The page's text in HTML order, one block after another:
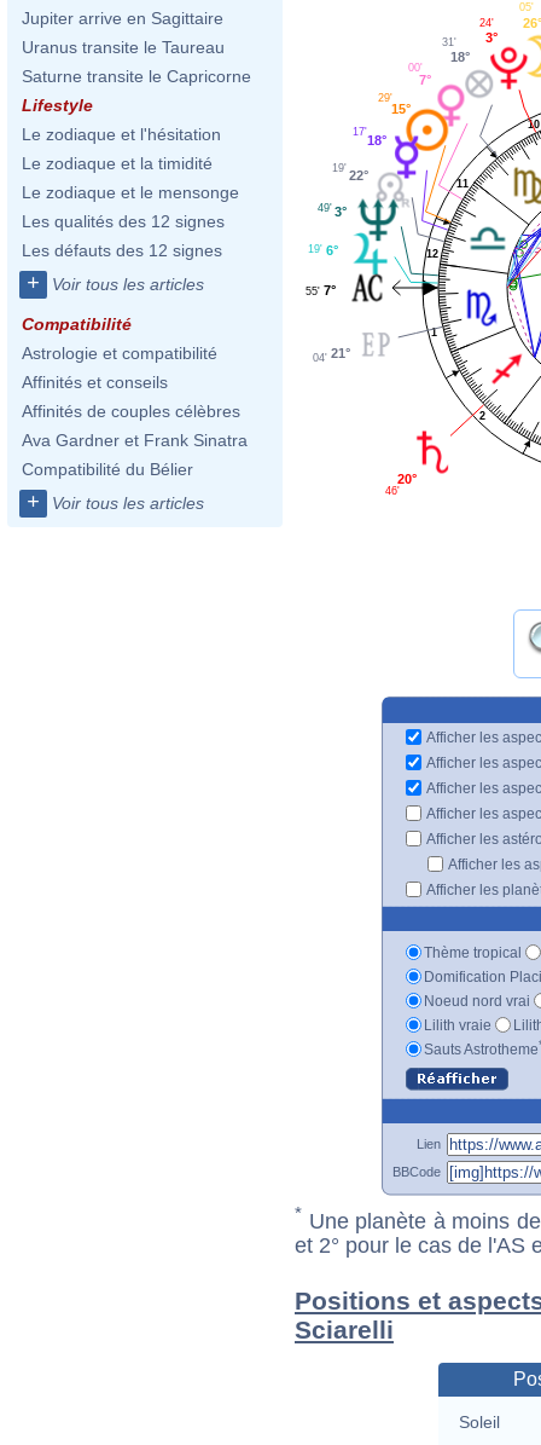
Jupiter arrive en Sagittaire
Uranus transite le Taureau
Saturne transite le Capricorne
Lifestyle
Le zodiaque et l'hésitation
Le zodiaque et la timidité
Le zodiaque et le mensonge
Les qualités des 12 signes
Les défauts des 12 signes
+ Voir tous les articles
Compatibilité
Astrologie et compatibilité
Affinités et conseils
Affinités de couples célèbres
Ava Gardner et Frank Sinatra
Compatibilité du Bélier
+ Voir tous les articles
1
2
10
11
12
26°
05'
3°
24'
18°
31'
7°
00'
15°
29'
18°
17'
22°
19'
3°
49'
6°
19'
7°
55'
21°
04'
20°
46'
Afficher les
Afficher les
Afficher les
Afficher les
Afficher les
Afficher les
Afficher les
Thème tropical
Domification
Noeud nord vrai
Lilith vraie
Sauts Astrotheme
Lien
BBCode
* Une planète à moins
et 2° pour le cas de l'AS
Positions et
Sciarelli
Soleil